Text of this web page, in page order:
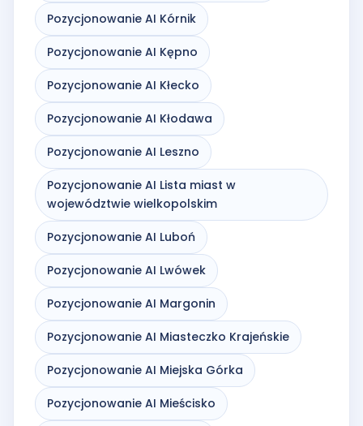
Pozycjonowanie AI Kórnik
Pozycjonowanie AI Kępno
Pozycjonowanie AI Kłecko
Pozycjonowanie AI Kłodawa
Pozycjonowanie AI Leszno
Pozycjonowanie AI Lista miast w
województwie wielkopolskim
Pozycjonowanie AI Luboń
Pozycjonowanie AI Lwówek
Pozycjonowanie AI Margonin
Pozycjonowanie AI Miasteczko Krajeńskie
Pozycjonowanie AI Miejska Górka
Pozycjonowanie AI Mieścisko